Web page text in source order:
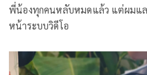
พี่น้องทุกคนหลับหมดแล้ว แต่ผมแล
หน้าระบบวิดีโอ